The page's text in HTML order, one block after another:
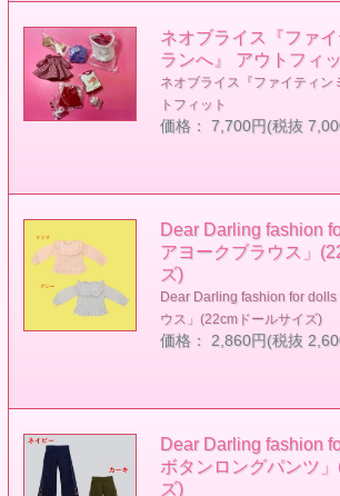
ネオブライス『ファ
ランへ』 アウトフィ
ネオブライス『ファイティン
トフィット
価格： 7,700円(税抜
Dear Darling fashion
アヨークブラウス」
ズ)
Dear Darling fashion for dolls
ウス」(22cmドールサイズ)
価格： 2,860円(税抜
Dear Darling fashion
ボタンロングパンツ
ズ)